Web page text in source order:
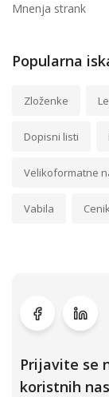
Mnenja strank
Popularna
Zloženke
Dopisni listi
Velikoformatne
Vabila
Prijavite se
koristnih